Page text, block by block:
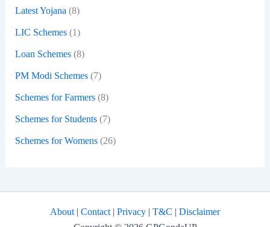
Latest Yojana (8)
LIC Schemes(1)
Loan Schemes(8)
PM Modi Schemes(7)
Schemes for Farmers(8)
Schemes for Students(7)
Schemes for Womens(26)
About | Contact | Privacy | T&C | Disclaimer